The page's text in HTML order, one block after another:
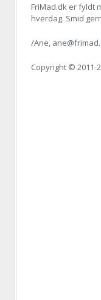
FriMad.dk er fyldt
hverdag. Smid
/Ane,
Copyright © 2011-